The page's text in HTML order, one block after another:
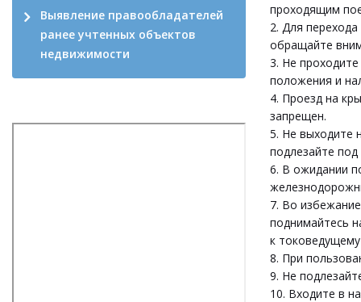
Выявление правообладателей
ранее учтенных объектов
недвижимости
проходящим
2. Для
обращайте
3. Не
положения и
4. Проезд на
запрещен.
5. Не выходите
подлезайте
6. В ожидании
7. Во
поднимайтесь
к
8. При
9. Не
10. Входите в